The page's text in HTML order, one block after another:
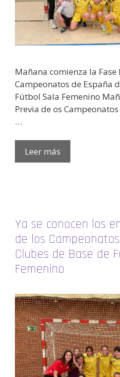
Mañana comienza la Fase
Campeonatos de España
Fútbol Sala Femenino
Previa de os
…
Leer más
Ya se conocen los
de los
Clubes de Base de
Femenino